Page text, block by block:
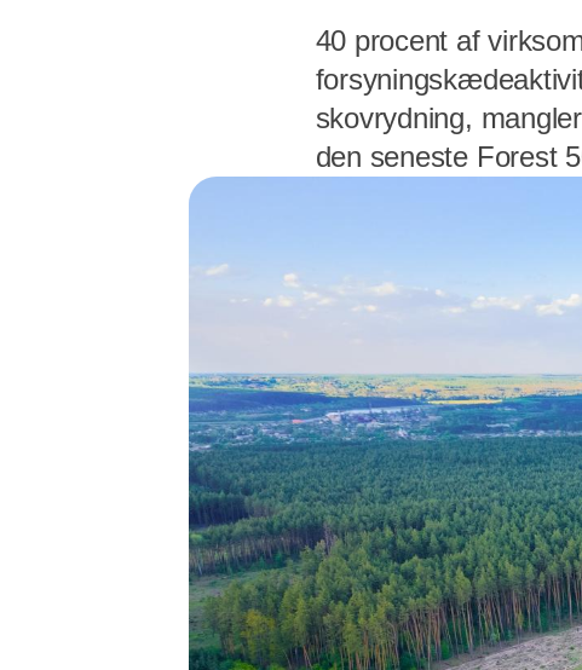
40 procent af
skovrydning,
den seneste Forest